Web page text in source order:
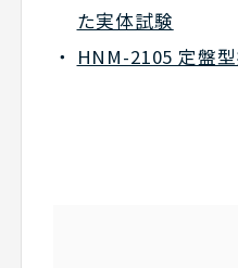
た実体試験
HNM-2105 定盤